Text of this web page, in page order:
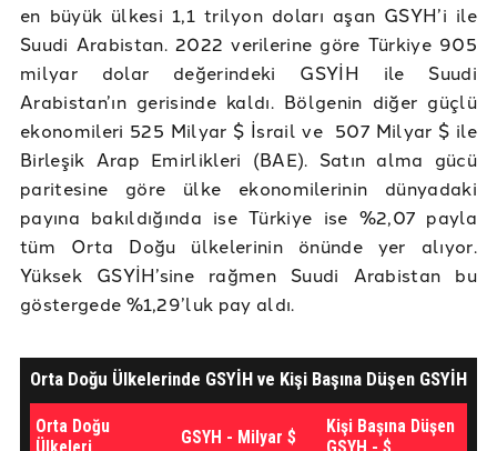
en büyük ülkesi 1,1 trilyon doları aşan GSYH’i ile
Suudi Arabistan. 2022 verilerine göre Türkiye 905
milyar dolar değerindeki GSYİH ile Suudi
Arabistan’ın gerisinde kaldı. Bölgenin diğer güçlü
ekonomileri 525 Milyar $ İsrail ve 507 Milyar $ ile
Birleşik Arap Emirlikleri (BAE). Satın alma gücü
paritesine göre ülke ekonomilerinin dünyadaki
payına bakıldığında ise Türkiye ise %2,07 payla
tüm Orta Doğu ülkelerinin önünde yer alıyor.
Yüksek GSYİH’sine rağmen Suudi Arabistan bu
göstergede %1,29’luk pay aldı.